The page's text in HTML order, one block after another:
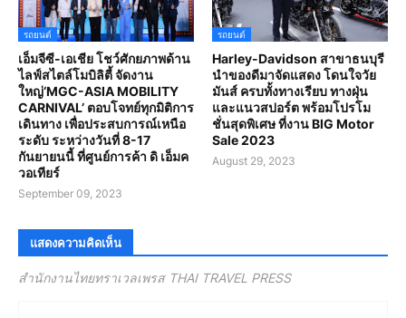
รถยนต์
เอ็มจีซี-เอเชีย โชว์ศักยภาพด้าน
ไลฟ์สไตล์โมบิลิตี้ จัดงาน
ใหญ่‘MGC-ASIA MOBILITY
CARNIVAL’ ตอบโจทย์ทุกมิติการ
เดินทาง เพื่อประสบการณ์เหนือ
ระดับ ระหว่างวันที่ 8-17
กันยายนนี้ ที่ศูนย์การค้า ดิ เอ็มค
วอเทียร์
September 09, 2023
รถยนต์
Harley-Davidson สาขาธนบุรี
นำของดีมาจัดแสดง โดนใจวัย
มันส์ ครบทั้งทางเรียบ ทางฝุ่น
และแนวสปอร์ต พร้อมโปรโม
ชั่นสุดพิเศษ ที่งาน BIG Motor
Sale 2023
August 29, 2023
แสดงความคิดเห็น
สำนักงานไทยทราเวลเพรส THAI TRAVEL PRESS